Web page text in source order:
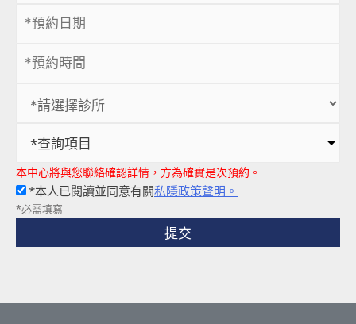
*查詢項目
本中心將與您聯絡確認詳情，方為確實是次預約。
*本人已閱讀並同意有關私隱政策聲明。
*必需填寫
提交